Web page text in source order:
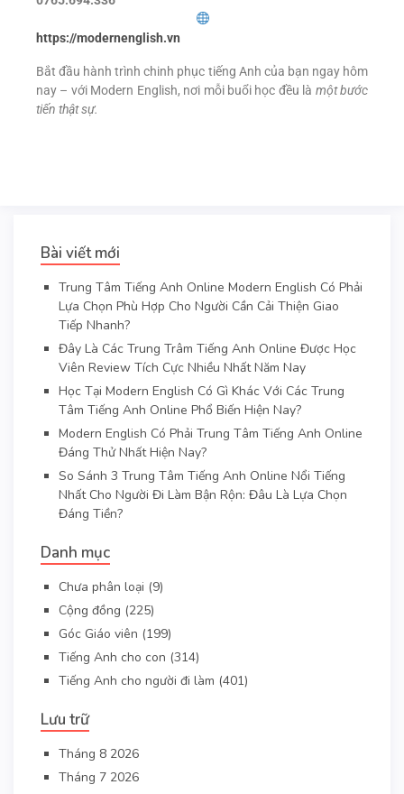
https://modernenglish.vn
Bắt đầu hành trình chinh phục tiếng Anh của bạn ngay hôm
nay – với Modern English, nơi mỗi buổi học đều là một bước
tiến thật sự.
Bài viết mới
Trung Tâm Tiếng Anh Online Modern English Có Phải
Lựa Chọn Phù Hợp Cho Người Cần Cải Thiện Giao
Tiếp Nhanh?
Đây Là Các Trung Trâm Tiếng Anh Online Được Học
Viên Review Tích Cực Nhiều Nhất Năm Nay
Học Tại Modern English Có Gì Khác Với Các Trung
Tâm Tiếng Anh Online Phổ Biến Hiện Nay?
Modern English Có Phải Trung Tâm Tiếng Anh Online
Đáng Thử Nhất Hiện Nay?
So Sánh 3 Trung Tâm Tiếng Anh Online Nổi Tiếng
Nhất Cho Người Đi Làm Bận Rộn: Đâu Là Lựa Chọn
Đáng Tiền?
Danh mục
Chưa phân loại (9)
Cộng đồng (225)
Góc Giáo viên (199)
Tiếng Anh cho con (314)
Tiếng Anh cho người đi làm (401)
Lưu trữ
Tháng 8 2026
Tháng 7 2026